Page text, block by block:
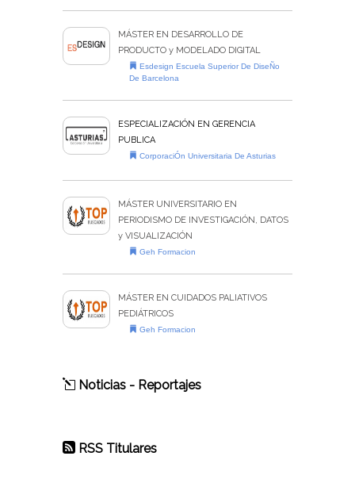
MÁSTER EN DESARROLLO DE
PRODUCTO y MODELADO DIGITAL
Esdesign Escuela Superior De DiseÑo
De Barcelona
ESPECIALIZACIÓN EN GERENCIA
PUBLICA
CorporaciÓn Universitaria De Asturias
MÁSTER UNIVERSITARIO EN
PERIODISMO DE INVESTIGACIÓN, DATOS
y VISUALIZACIÓN
Geh Formacion
MÁSTER EN CUIDADOS PALIATIVOS
PEDIÁTRICOS
Geh Formacion
Noticias - Reportajes
RSS Titulares